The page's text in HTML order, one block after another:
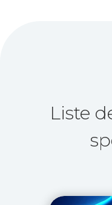
Liste